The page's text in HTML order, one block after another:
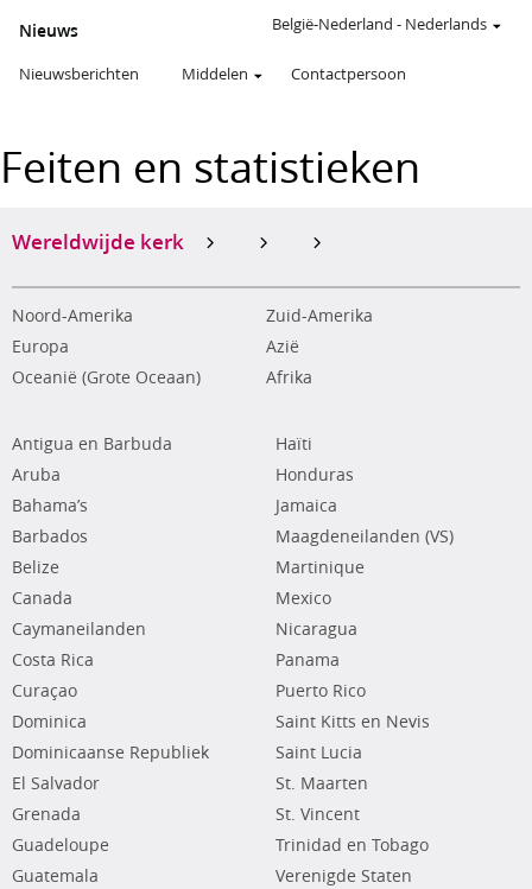
Nieuws
Nieuwsberichten Middelen Contactpersoon
België-Nederland - Nederlands
Feiten en statistieken
Wereldwijde kerk
Noord-Amerika
Zuid-Amerika
Europa
Azië
Oceanië (Grote Oceaan)
Afrika
Antigua en Barbuda
Aruba
Bahama’s
Barbados
Belize
Canada
Caymaneilanden
Costa Rica
Curaçao
Dominica
Dominicaanse Republiek
El Salvador
Grenada
Guadeloupe
Guatemala
Haïti
Honduras
Jamaica
Maagdeneilanden (VS)
Martinique
Mexico
Nicaragua
Panama
Puerto Rico
Saint Kitts en Nevis
Saint Lucia
St. Maarten
St. Vincent
Trinidad en Tobago
Verenigde Staten